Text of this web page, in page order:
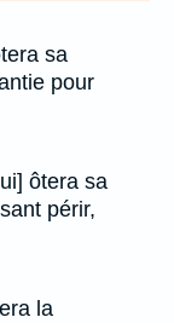
sa
pour
ôtera sa
périr,
la